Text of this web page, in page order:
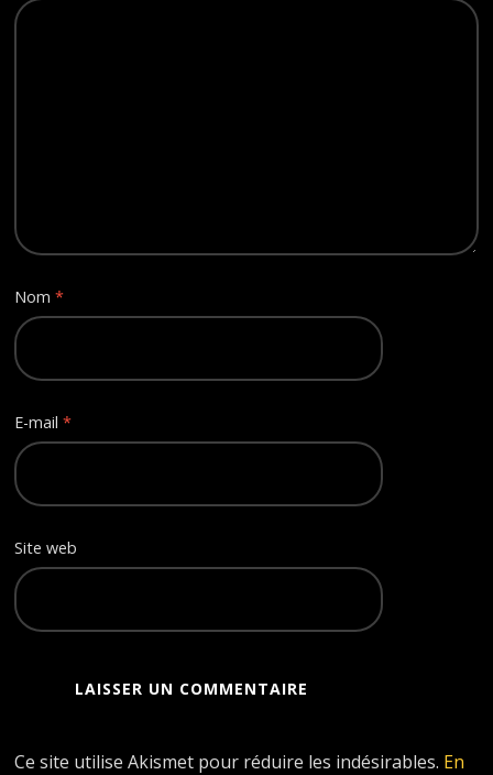
Nom*
E-mail*
Site web
Ce site utilise Akismet pour réduire les indésirables. En